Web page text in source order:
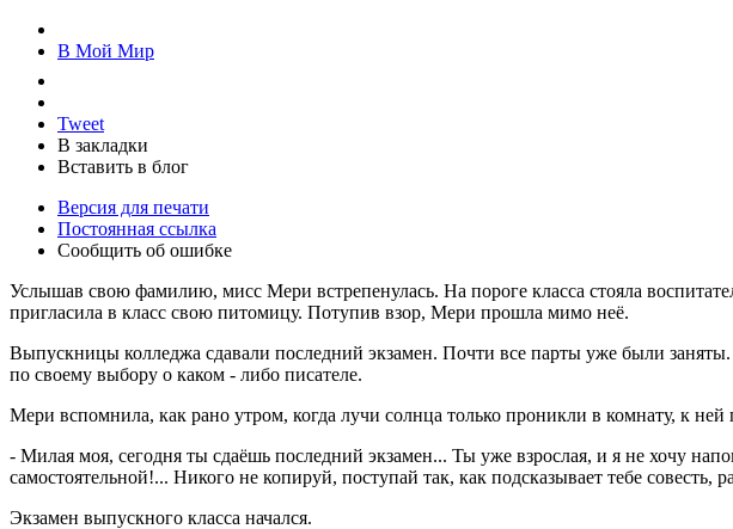
В Мой Мир
Tweet
В закладки
Вставить в блог
Версия для печати
Постоянная ссылка
Сообщить об ошибке
Услышав свою фамилию, мисс Мери встрепенулась. На пороге класса стояла
пригласила в класс свою питомицу. Потупив взор, Мери прошла мимо неё.
Выпускницы колледжа сдавали последний экзамен. Почти все парты уже были
по своему выбору о каком - либо писателе.
Мери вспомнила, как рано утром, когда лучи солнца только проникли в комнату, к
- Милая моя, сегодня ты сдаёшь последний экзамен... Ты уже взрослая, и я не хочу
самостоятельной!... Никого не копируй, поступай так, как подсказывает тебе совесть,
Экзамен выпускного класса начался.